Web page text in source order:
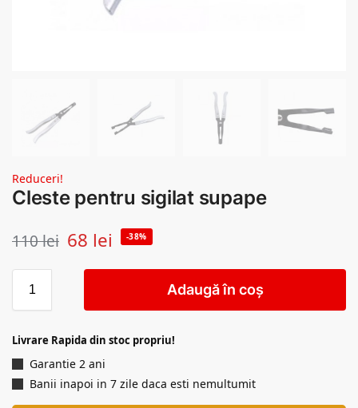
Reduceri!
Cleste pentru sigilat supape
110lei 68 lei -38%
Adaugă în coș
Livrare Rapida din stoc propriu!
Garantie 2 ani
Banii inapoi in 7 zile daca esti nemultumit